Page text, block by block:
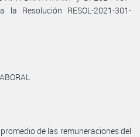
la Resolución RESOL-2021-301-
de las remuneraciones del